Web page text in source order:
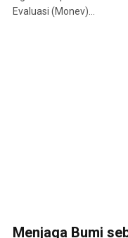
Evaluasi (Monev)…
Menjaga Bumi